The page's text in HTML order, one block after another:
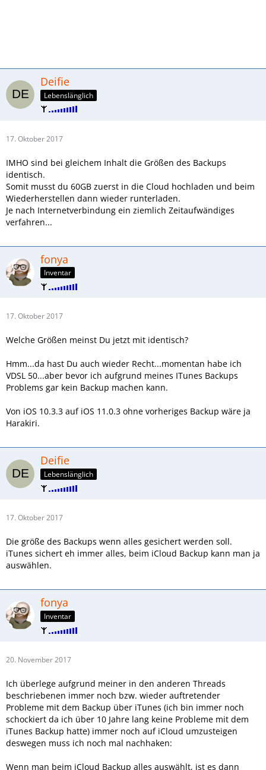
Deifie
Lebenslänglich
17. Oktober 2017
IMHO sind bei gleichem Inhalt die Größen des Backups
identisch.
Somit musst du 60GB zuerst in die Cloud hochladen und beim
Wiederherstellen dann wieder runterladen.
Je nach Internetverbindung ein ziemlich Zeitaufwändiges
verfahren...
fonya
Inventar
17. Oktober 2017
Welche Größen meinst Du jetzt mit identisch?
Hmm...da hast Du auch wieder Recht...momentan habe ich
VDSL 50...aber bevor ich aufgrund meines ITunes Backups
Problems gar kein Backup machen kann.
Von iOS 10.3.3 auf iOS 11.0.3 ohne vorheriges Backup wäre ja
Harakiri.
Deifie
Lebenslänglich
17. Oktober 2017
Die größe des Backups wenn alles gesichert werden soll.
iTunes sichert eh immer alles, beim iCloud Backup kann man ja
auswählen.
fonya
Inventar
20. November 2017
Ich überlege aufgrund meiner in den anderen Threads
beschriebenen immer noch bzw. wieder auftretender
Probleme mit dem Backup über iTunes (ich bin immer noch
schockiert da ich über 10 Jahre lang keine Probleme mit dem
iTunes Backup hatte) immer noch auf iCloud umzusteigen
deswegen muss ich noch mal nachhaken:
Wenn man beim iCloud Backup alles auswählt, ist es dann